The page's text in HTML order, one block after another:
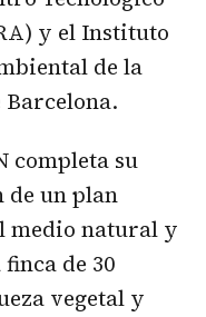
y el Instituto
de la
completa su
de un plan
medio natural y
de 30
vegetal y